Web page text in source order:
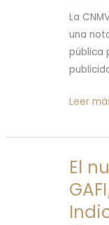
La
una
pública
de
Leer
El
El
nuevo
informe
GAFI/